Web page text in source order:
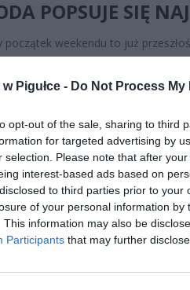
Pigułce - Do Not Process
opt-out of the sale, sharing to third
for targeted advertising by
selection. Please note that after
interest-based ads based on
to third parties prior to
of your personal information by
This information may also be
Participants that may further
POPSUJE SIĘ
początek weekendu to już
kraju i da o sobie znać w
wschód. Nowe ostrzeżenia
w sobotę, 13 czerwca, w
procent.
zostały rozszerzone na
RÓWNIEŻ:
3600 zł miesięcznie zamiast
dzieci do 3. roku życia
2026 19:29